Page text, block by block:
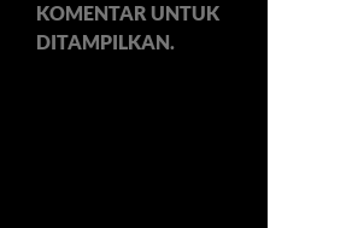
KOMENTAR UNTUK
DITAMPILKAN.